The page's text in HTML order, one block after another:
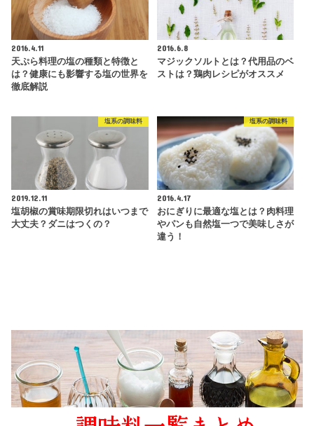
2016.4.11
天ぷら料理の塩の種類と特徴と
は？健康にも影響する塩の世界を
徹底解説
2016.6.8
マジックソルトとは？代用品のベ
ストは？鶏肉レシピがオススメ
塩系の調味料
2019.12.11
塩胡椒の賞味期限切れはいつまで
大丈夫？ダニはつくの？
塩系の調味料
2016.4.17
おにぎりに最適な塩とは？肉料理
やパンも自然塩一つで美味しさが
違う！